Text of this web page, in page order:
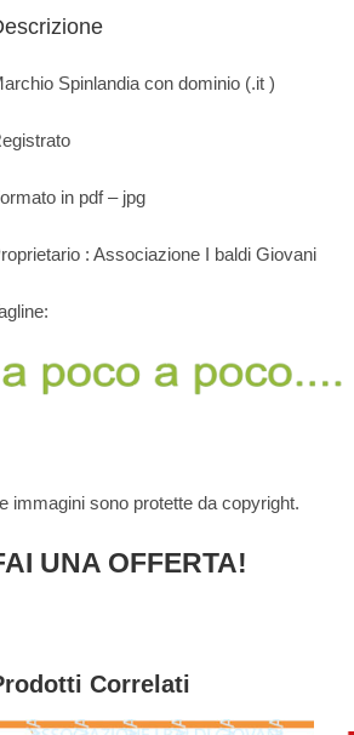
Spinlandia con dominio (.it )
in pdf – jpg
: Associazione I baldi Giovani
immagini sono protette da copyright.
UNA OFFERTA!
Correlati